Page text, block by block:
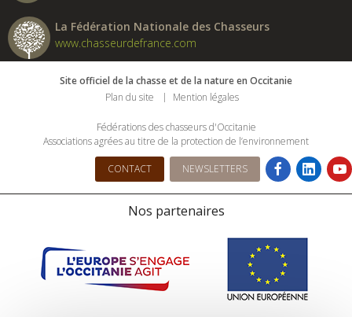
La Fédération Nationale des Chasseurs
www.chasseurdefrance.com
Site officiel de la chasse et de la nature en Occitanie
Plan du site
Mention légales
Fédérations des chasseurs d'Occitanie
Associations agrées au titre de la protection de l’environnement
CONTACT NEWSLETTERS
Nos partenaires